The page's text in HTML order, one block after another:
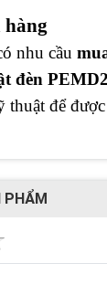
hàng
nhu cầu
đèn
thuật để được
PHẨM